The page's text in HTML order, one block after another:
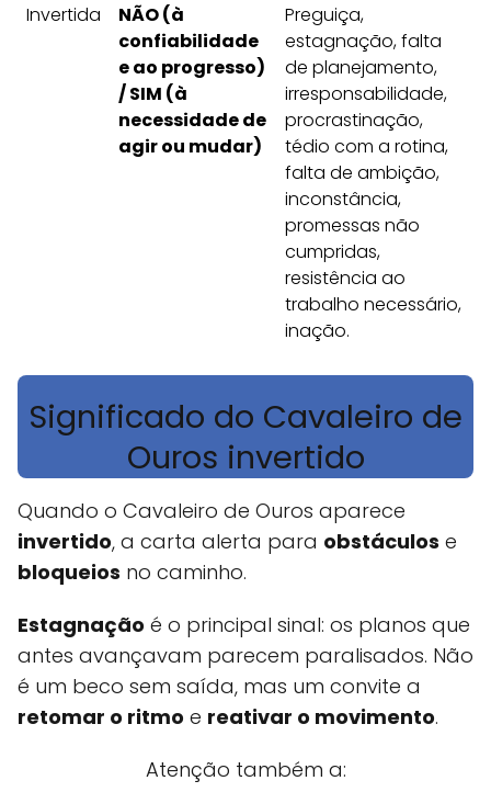
Invertida
NÃO (à
confiabilidade
e ao progresso)
/ SIM (à
necessidade de
agir ou mudar)
Preguiça,
estagnação, falta
de planejamento,
irresponsabilidade,
procrastinação,
tédio com a rotina,
falta de ambição,
inconstância,
promessas não
cumpridas,
resistência ao
trabalho necessário,
inação.
Significado do Cavaleiro de
Ouros invertido
Quando o Cavaleiro de Ouros aparece
invertido, a carta alerta para obstáculos e
bloqueios no caminho.
Estagnação é o principal sinal: os planos que
antes avançavam parecem paralisados. Não
é um beco sem saída, mas um convite a
retomar o ritmo e reativar o movimento.
Atenção também a: